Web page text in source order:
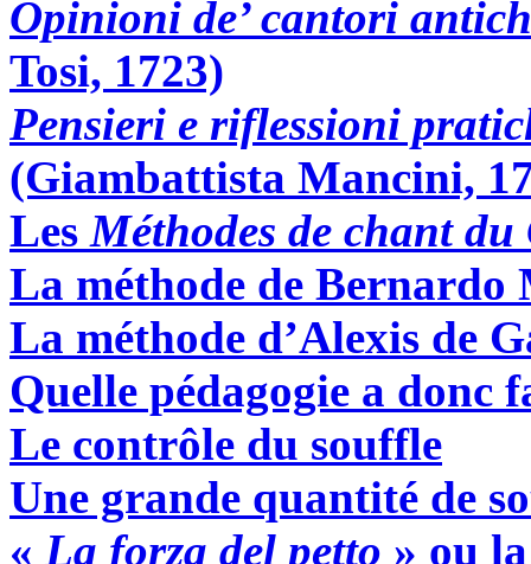
Opinioni de’ cantori
Tosi, 1723)
Pensieri e riflessioni
(Giambattista Mancini,
Les Méthodes de chant
La méthode de Bernardo
La méthode d’Alexis de
Quelle pédagogie a donc
Le contrôle du souffle
Une grande quantité de
« La forza del petto » ou